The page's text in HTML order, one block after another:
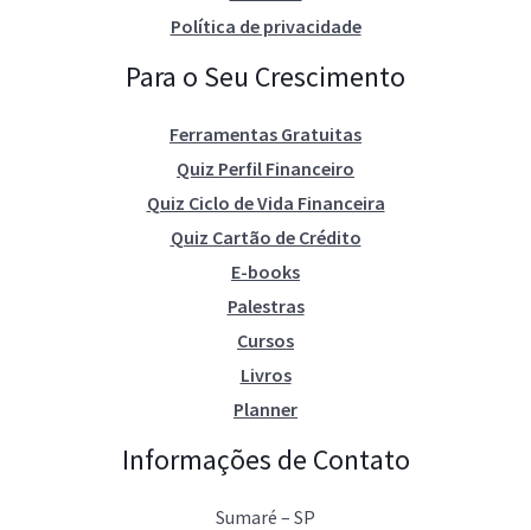
Política de privacidade
Para o Seu Crescimento
Ferramentas Gratuitas
Quiz Perfil Financeiro
Quiz Ciclo de Vida Financeira
Quiz Cartão de Crédito
E-books
Palestras
Cursos
Livros
Planner
Informações de Contato
Sumaré – SP